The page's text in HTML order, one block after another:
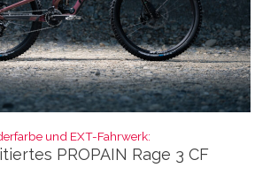
und EXT-Fahrwerk:
PROPAIN Rage 3 CF